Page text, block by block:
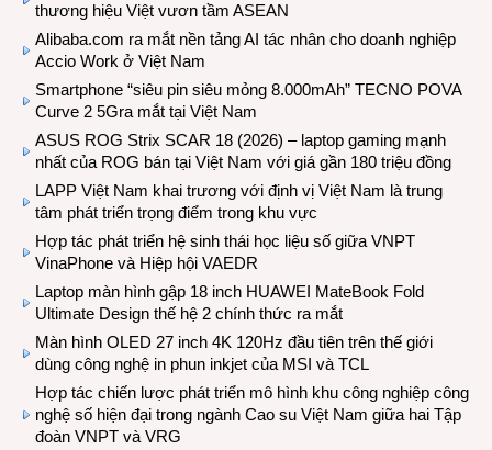
thương hiệu Việt vươn tầm ASEAN
Alibaba.com ra mắt nền tảng AI tác nhân cho doanh nghiệp
Accio Work ở Việt Nam
Smartphone “siêu pin siêu mỏng 8.000mAh” TECNO POVA
Curve 2 5Gra mắt tại Việt Nam
ASUS ROG Strix SCAR 18 (2026) – laptop gaming mạnh
nhất của ROG bán tại Việt Nam với giá gần 180 triệu đồng
LAPP Việt Nam khai trương với định vị Việt Nam là trung
tâm phát triển trọng điểm trong khu vực
Hợp tác phát triển hệ sinh thái học liệu số giữa VNPT
VinaPhone và Hiệp hội VAEDR
Laptop màn hình gập 18 inch HUAWEI MateBook Fold
Ultimate Design thế hệ 2 chính thức ra mắt
Màn hình OLED 27 inch 4K 120Hz đầu tiên trên thế giới
dùng công nghệ in phun inkjet của MSI và TCL
Hợp tác chiến lược phát triển mô hình khu công nghiệp công
nghệ số hiện đại trong ngành Cao su Việt Nam giữa hai Tập
đoàn VNPT và VRG